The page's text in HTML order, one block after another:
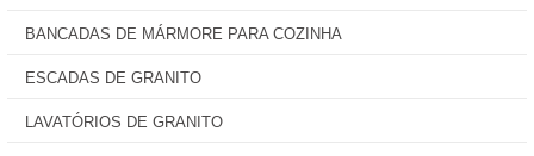
BANCADAS DE MÁRMORE PARA COZINHA
ESCADAS DE GRANITO
LAVATÓRIOS DE GRANITO